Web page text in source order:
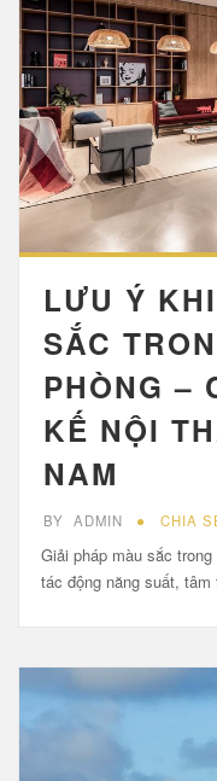
LƯU Ý
SẮC
PHÒNG –
KẾ NỘI
NAM
BY ADMIN CHIA
Giải pháp màu sắc
tác động năng suất,